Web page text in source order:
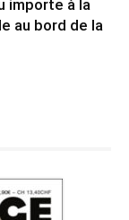
importe à la
au bord de la